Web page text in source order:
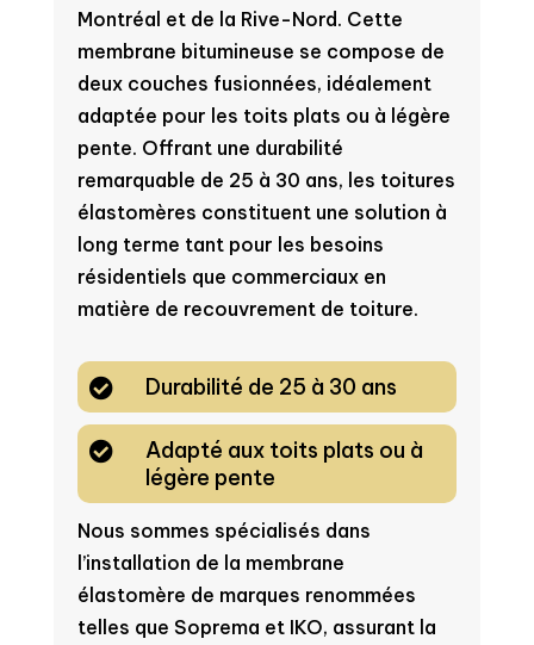
Montréal et de la Rive-Nord. Cette
membrane bitumineuse se compose de
deux couches fusionnées, idéalement
adaptée pour les toits plats ou à légère
pente. Offrant une durabilité
remarquable de 25 à 30 ans, les toitures
élastomères constituent une solution à
long terme tant pour les besoins
résidentiels que commerciaux en
matière de recouvrement de toiture.
 Durabilité de 25 à 30 ans

Adapté aux toits plats ou à
légère pente
Nous sommes spécialisés dans
l’installation de la membrane
élastomère de marques renommées
telles que Soprema et IKO, assurant la